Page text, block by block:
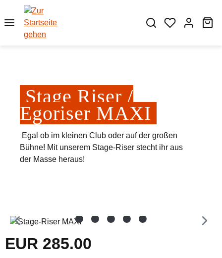
Zum Hauptinhalt springen
Stage Riser /
Egoriser MAXI
Egal ob im kleinen Club oder auf der großen
Bühne! Mit unserem Stage-Riser stecht ihr aus
der Masse heraus!
Bildergalerie überspringen
Regulärer Preis:
EUR 285.00